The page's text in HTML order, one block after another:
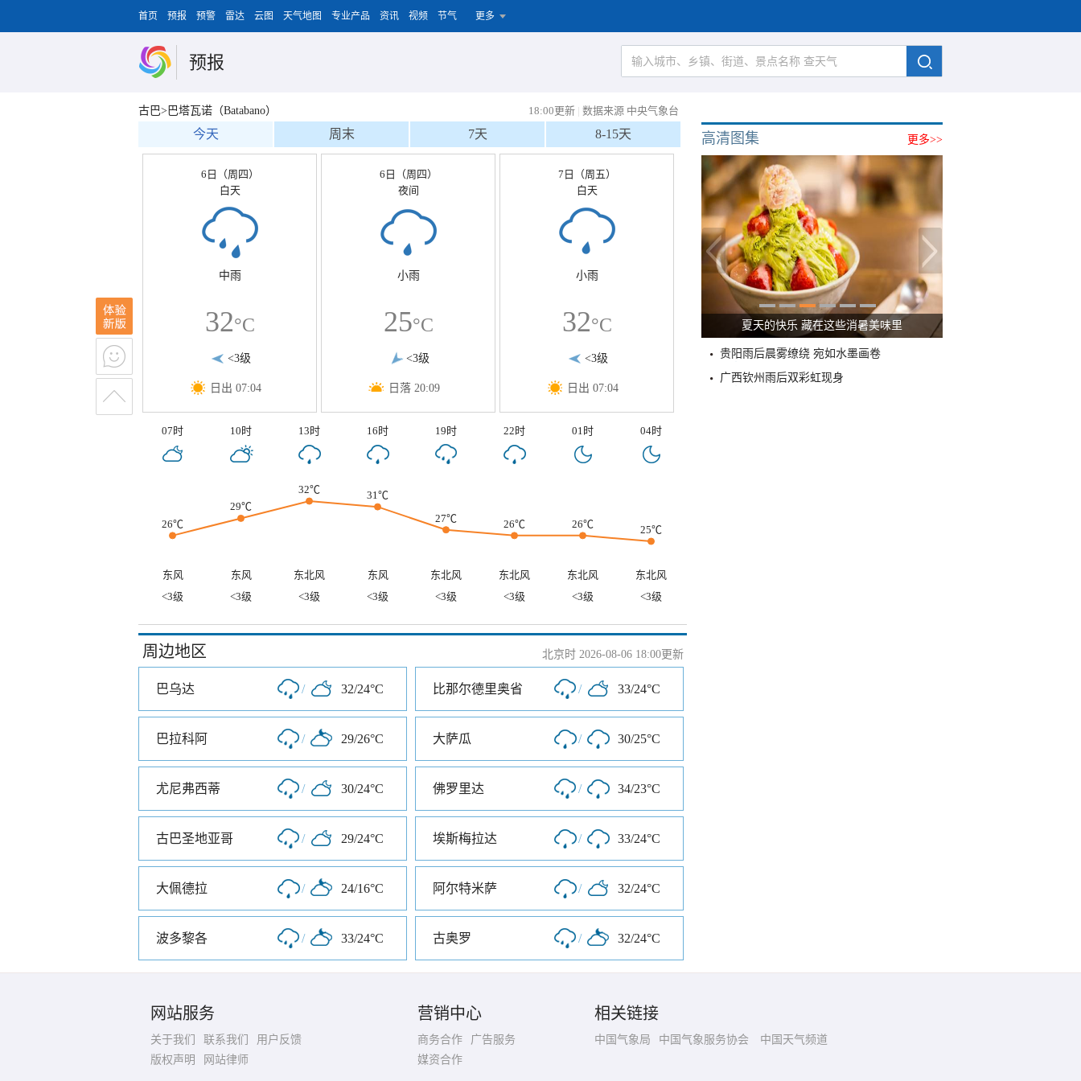
首页 预报 预警 雷达 云图 天气地图 专业产品 资讯 视频 节气 更多
预报
古巴>巴塔瓦诺（Batabano） 18:00更新 | 数据来源 中央气象台
今天 周末 7天 8-15天
6日（周四）
白天
中雨
32°C
<3级
日出 07:04
6日（周四）
夜间
小雨
25°C
<3级
日落 20:09
7日（周五）
白天
小雨
32°C
<3级
日出 07:04
07时 10时 13时 16时 19时 22时 01时 04时
26℃
29℃
32℃
31℃
27℃
26℃ 26℃ 25℃
东风 东风 东北风 东风 东北风 东北风 东北风
东北风
<3级
<3级 <3级 <3级 <3级 <3级 <3级 <3级
周边地区 北京时 2026-08-06 18:00更新
巴乌达 / 32/24°C 比那尔德里奥省 / 33/24°C
巴拉科阿 / 29/26°C 大萨瓜 / 30/25°C
尤尼弗西蒂 / 30/24°C 佛罗里达 / 34/23°C
古巴圣地亚哥 / 29/24°C 埃斯梅拉达 / 33/24°C
大佩德拉 / 24/16°C 阿尔特米萨 / 32/24°C
波多黎各 / 33/24°C 古奥罗 / 32/24°C
更多>>
高清图集
夏天的快乐 藏在这些消暑美味里
贵阳雨后晨雾缭绕 宛如水墨画卷
广西钦州雨后双彩虹现身
网站服务
关于我们 联系我们
用户反馈
版权声明
网站律师
营销中心
商务合作
广告服务
媒资合作
相关链接
中国气象局 中国气象服务协会 中国天气频道